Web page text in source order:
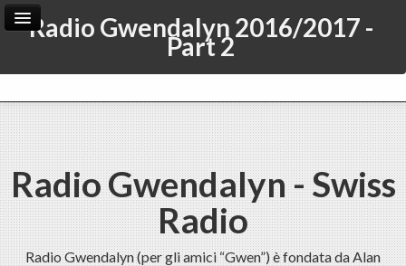
Radio Gwendalyn 2016/2017 -
Part 2
Home Archive
Admin
Radio Gwendalyn - Swiss
Radio
Radio Gwendalyn (per gli amici “Gwen”) è fondata da Alan